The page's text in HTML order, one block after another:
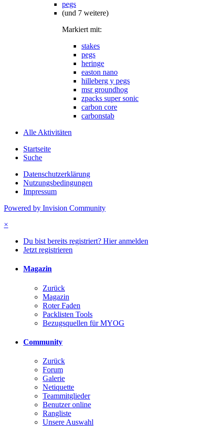
pegs
(und 7 weitere)
Markiert mit:
stakes
pegs
heringe
easton nano
hilleberg y pegs
msr groundhog
zpacks super sonic
carbon core
carbonstab
Alle Aktivitäten
Startseite
Suche
Datenschutzerklärung
Nutzungsbedingungen
Impressum
Powered by Invision Community
×
Du bist bereits registriert? Hier anmelden
Jetzt registrieren
Magazin
Zurück
Magazin
Roter Faden
Packlisten Tools
Bezugsquellen für MYOG
Community
Zurück
Forum
Galerie
Netiquette
Teammitglieder
Benutzer online
Rangliste
Unsere Auswahl